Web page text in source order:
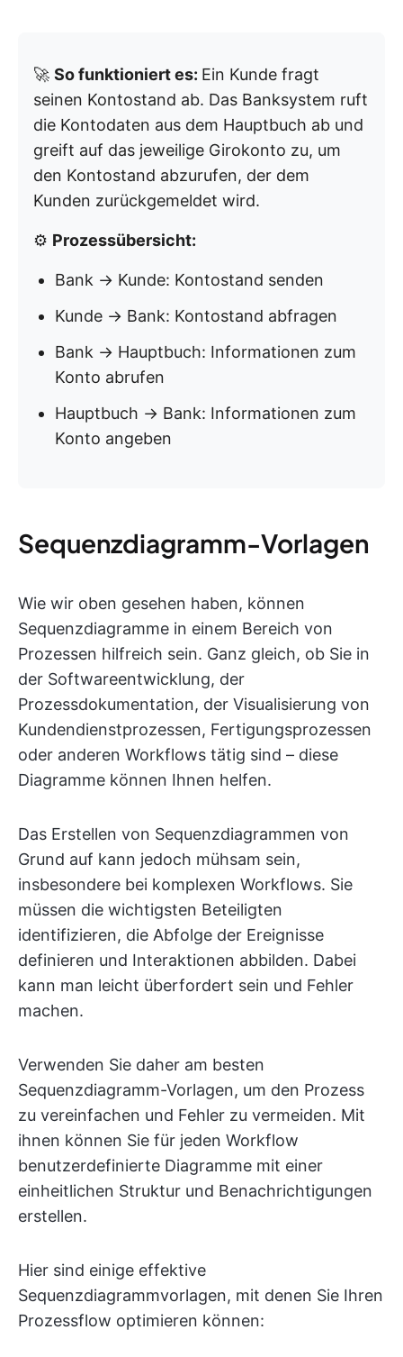
🚀 So funktioniert es: Ein Kunde fragt
seinen Kontostand ab. Das Banksystem ruft
die Kontodaten aus dem Hauptbuch ab und
greift auf das jeweilige Girokonto zu, um
den Kontostand abzurufen, der dem
Kunden zurückgemeldet wird.
⚙️ Prozessübersicht:
Bank → Kunde: Kontostand senden
Kunde → Bank: Kontostand abfragen
Bank → Hauptbuch: Informationen zum
Konto abrufen
Hauptbuch → Bank: Informationen zum
Konto angeben
Sequenzdiagramm-Vorlagen
Wie wir oben gesehen haben, können
Sequenzdiagramme in einem Bereich von
Prozessen hilfreich sein. Ganz gleich, ob Sie in
der Softwareentwicklung, der
Prozessdokumentation, der Visualisierung von
Kundendienstprozessen, Fertigungsprozessen
oder anderen Workflows tätig sind – diese
Diagramme können Ihnen helfen.
Das Erstellen von Sequenzdiagrammen von
Grund auf kann jedoch mühsam sein,
insbesondere bei komplexen Workflows. Sie
müssen die wichtigsten Beteiligten
identifizieren, die Abfolge der Ereignisse
definieren und Interaktionen abbilden. Dabei
kann man leicht überfordert sein und Fehler
machen.
Verwenden Sie daher am besten
Sequenzdiagramm-Vorlagen, um den Prozess
zu vereinfachen und Fehler zu vermeiden. Mit
ihnen können Sie für jeden Workflow
benutzerdefinierte Diagramme mit einer
einheitlichen Struktur und Benachrichtigungen
erstellen.
Hier sind einige effektive
Sequenzdiagrammvorlagen, mit denen Sie Ihren
Prozessflow optimieren können: